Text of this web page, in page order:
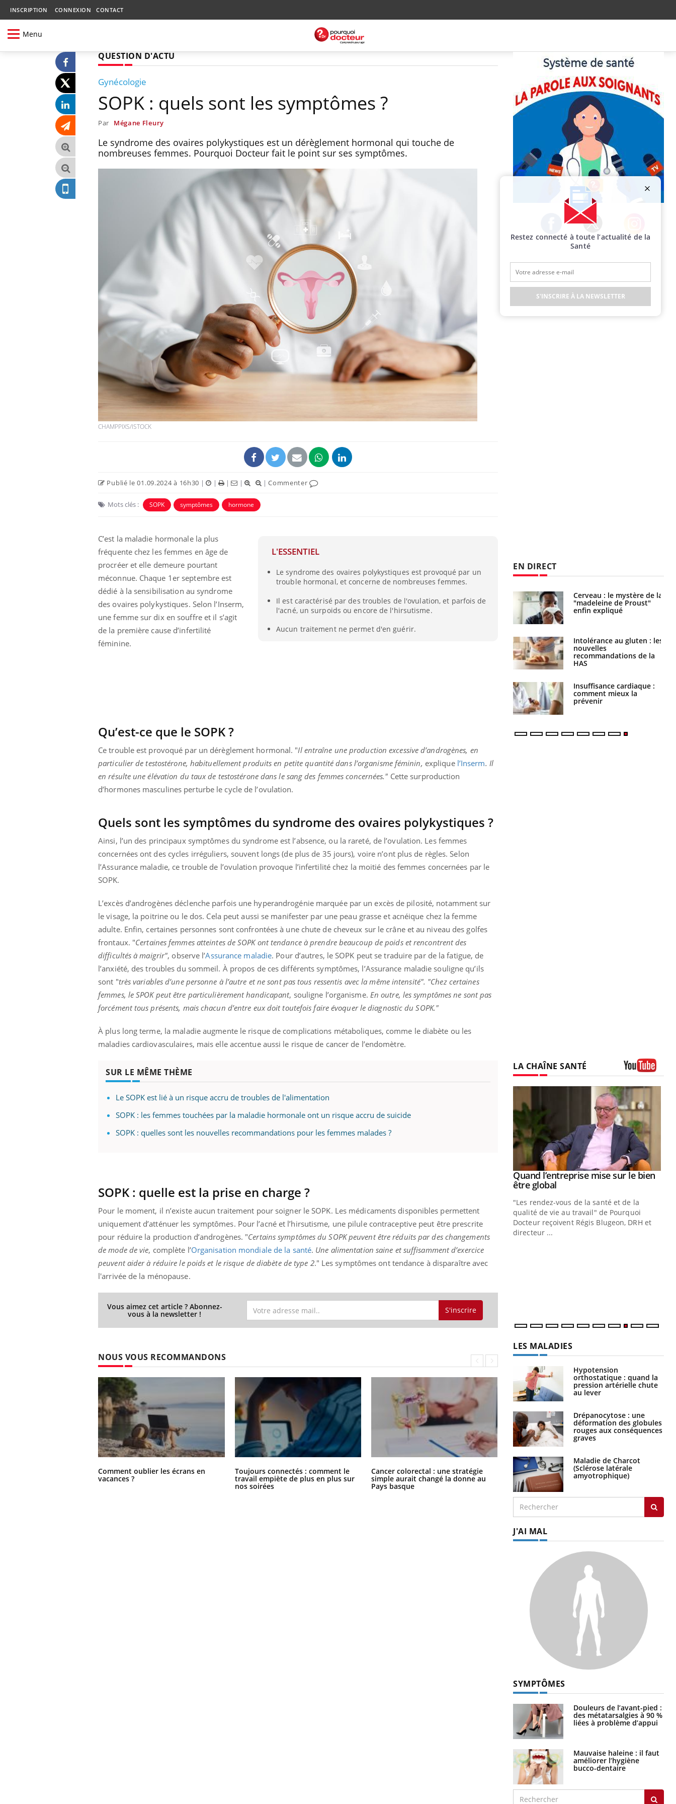
INSCRIPTION CONNEXION CONTACT
Menu
QUESTION D'ACTU
Gynécologie
SOPK : quels sont les symptômes ?
Par Mégane Fleury
Le syndrome des ovaires polykystiques est un dérèglement hormonal qui touche de
nombreuses femmes. Pourquoi Docteur fait le point sur ses symptômes.
CHAMPPIXS/ISTOCK
Publié le 01.09.2024 à 16h30 | | | | |Commenter
Mots clés : SOPK symptômes hormone
L'ESSENTIEL
Le syndrome des ovaires polykystiques est provoqué par un
trouble hormonal, et concerne de nombreuses femmes.
Il est caractérisé par des troubles de l'ovulation, et parfois de
l'acné, un surpoids ou encore de l'hirsutisme.
Aucun traitement ne permet d'en guérir.
C’est la maladie hormonale la plus
fréquente chez les femmes en âge de
procréer et elle demeure pourtant
méconnue. Chaque 1er septembre est
dédié à la sensibilisation au syndrome
des ovaires polykystiques. Selon l’Inserm,
une femme sur dix en souffre et il s’agit
de la première cause d’infertilité
féminine.
Qu’est-ce que le SOPK ?
Ce trouble est provoqué par un dérèglement hormonal. "Il entraîne une production excessive d’androgènes, en
particulier de testostérone, habituellement produits en petite quantité dans l’organisme féminin, explique l’Inserm. Il
en résulte une élévation du taux de testostérone dans le sang des femmes concernées." Cette surproduction
d’hormones masculines perturbe le cycle de l’ovulation.
Quels sont les symptômes du syndrome des ovaires polykystiques ?
Ainsi, l’un des principaux symptômes du syndrome est l’absence, ou la rareté, de l’ovulation. Les femmes
concernées ont des cycles irréguliers, souvent longs (de plus de 35 jours), voire n’ont plus de règles. Selon
l’Assurance maladie, ce trouble de l’ovulation provoque l’infertilité chez la moitié des femmes concernées par le
SOPK.
L’excès d’androgènes déclenche parfois une hyperandrogénie marquée par un excès de pilosité, notamment sur
le visage, la poitrine ou le dos. Cela peut aussi se manifester par une peau grasse et acnéique chez la femme
adulte. Enfin, certaines personnes sont confrontées à une chute de cheveux sur le crâne et au niveau des golfes
frontaux. "Certaines femmes atteintes de SOPK ont tendance à prendre beaucoup de poids et rencontrent des
difficultés à maigrir", observe l’Assurance maladie. Pour d’autres, le SOPK peut se traduire par de la fatigue, de
l’anxiété, des troubles du sommeil. À propos de ces différents symptômes, l’Assurance maladie souligne qu’ils
sont "très variables d’une personne à l’autre et ne sont pas tous ressentis avec la même intensité". "Chez certaines
femmes, le SPOK peut être particulièrement handicapant, souligne l’organisme. En outre, les symptômes ne sont pas
forcément tous présents, mais chacun d’entre eux doit toutefois faire évoquer le diagnostic du SOPK."
À plus long terme, la maladie augmente le risque de complications métaboliques, comme le diabète ou les
maladies cardiovasculaires, mais elle accentue aussi le risque de cancer de l’endomètre.
SUR LE MÊME THÈME
Le SOPK est lié à un risque accru de troubles de l'alimentation
SOPK : les femmes touchées par la maladie hormonale ont un risque accru de suicide
SOPK : quelles sont les nouvelles recommandations pour les femmes malades ?
SOPK : quelle est la prise en charge ?
Pour le moment, il n’existe aucun traitement pour soigner le SOPK. Les médicaments disponibles permettent
uniquement d’atténuer les symptômes. Pour l’acné et l’hirsutisme, une pilule contraceptive peut être prescrite
pour réduire la production d’androgènes. "Certains symptômes du SOPK peuvent être réduits par des changements
de mode de vie, complète l’Organisation mondiale de la santé. Une alimentation saine et suffisamment d’exercice
peuvent aider à réduire le poids et le risque de diabète de type 2." Les symptômes ont tendance à disparaître avec
l'arrivée de la ménopause.
Vous aimez cet article ? Abonnez-
vous à la newsletter ! S'inscrire
NOUS VOUS RECOMMANDONS
Comment oublier les écrans en
vacances ?
Toujours connectés : comment le
travail empiète de plus en plus sur
nos soirées
Cancer colorectal : une stratégie
simple aurait changé la donne au
Pays basque
Chikungunya, dengue, West Nile :
que se passe-t-il dans le sud de la
France ?
Facebook Twitter Instagram
EN DIRECT
Grossesse et chaleur : ce
que dit la science
Le smartphone nuit-il à
l'apprentissage de la
barracuda, une petite fille
secourue grâce à un
réflexe essentiel
sommeil des enfants en
vacances ?
Cerveau : le mystère de la
"madeleine de Proust"
enfin expliqué
Intolérance au gluten : les
nouvelles
recommandations de la
HAS
Insuffisance cardiaque :
comment mieux la
prévenir
LA CHAÎNE SANTÉ
Le Ramadan approche, et, pour de
nombreuses personnes atteintes de
diabète, c'est une période de questions, de
défis, mais ...
faciliter l’accès à la médecine
préventiveYoutube
Un établissement lié à un groupe
mutualiste innove en matière de bilan de
santé : l'utilisation d'un « jumeau
numérique » permet ...
Youtube
bouscule les idées reçues ! Dans cet
épisode, une ...
Youtube
Quand l’entreprise mise sur le bien
être globalYoutube
"Les rendez-vous de la santé et de la
qualité de vie au travail" de Pourquoi
Docteur reçoivent Régis Blugeon, DRH et
directeur ...
LES MALADIES
Hypotension
orthostatique : quand la
pression artérielle chute
au lever
Drépanocytose : une
déformation des globules
rouges aux conséquences
graves
Maladie de Charcot
(Sclérose latérale
amyotrophique)
J'AI MAL
SYMPTÔMES
Douleurs de l’avant-pied :
des métatarsalgies à 90 %
liées à problème d’appui
Mauvaise haleine : il faut
améliorer l’hygiène
bucco-dentaire
Restez connecté à toute l’actualité de la
Santé
S'INSCRIRE À LA NEWSLETTER